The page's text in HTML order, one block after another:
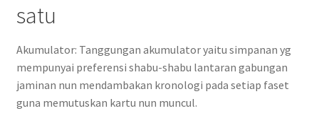
satu
Akumulator: Tanggungan akumulator yaitu simpanan yg
mempunyai preferensi shabu-shabu lantaran gabungan
jaminan nun mendambakan kronologi pada setiap faset
guna memutuskan kartu nun muncul.